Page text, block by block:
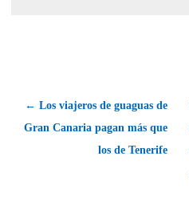
← Los viajeros de guaguas de
Gran Canaria pagan más que
los de Tenerife